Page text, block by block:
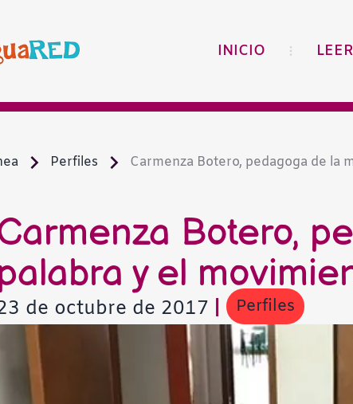
INICIO
Perfiles Carmenza Botero, pedagoga de la
Botero,
y el
de octubre de 2017 Perfiles